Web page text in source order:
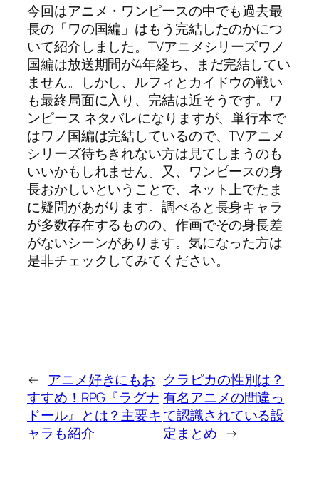
今回はアニメ・ワンピースの中でも過去最
長の「ワの国編」はもう完結したのかにつ
いて紹介しました。TVアニメシリーズワノ
国編は放送期間が4年経ち、まだ完結してい
ません。しかし、ルフィとカイドウの戦い
も最終局面に入り、完結は近そうです。ワ
ンピース ネタバレになりますが、単行本で
はワノ国編は完結しているので、TVアニメ
シリーズ待ちきれない方は見てしまうのも
いいかもしれません。又、ワンピースの身
長おかしいということで、ネット上でたま
に疑問があがります。調べると長身キャラ
が多数存在するものの、作画でその身長差
がないシーンがあります。気になった方は
是非チェックしてみてください。
← アニメ好きにもお
すすめ！RPG『ラグナ
ドール』とは？主要キ
ャラも紹介
クラピカの性別は？
有名アニメの間違っ
て認識されている設
定まとめ →